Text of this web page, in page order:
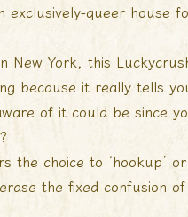
queer house
New York, this
because it really tells
of it could be since
the choice to ‘hookup’
the fixed confusion of